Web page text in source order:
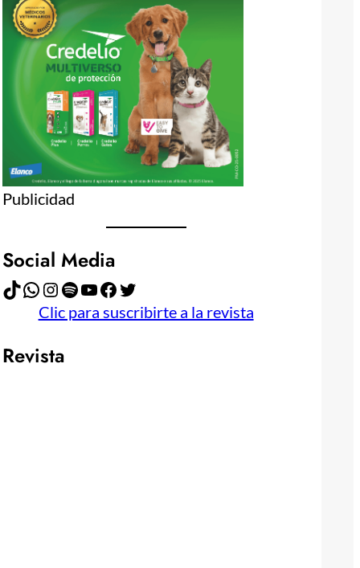
Publicidad
Social Media
TikTok WhatsApp Instagram Spotify YouTube Facebook Twitter
Clic para suscribirte a la revista
Revista